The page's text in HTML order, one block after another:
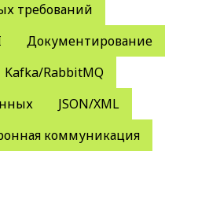
требований
Документирование
Kafka/RabbitMQ
JSON/XML
коммуникация